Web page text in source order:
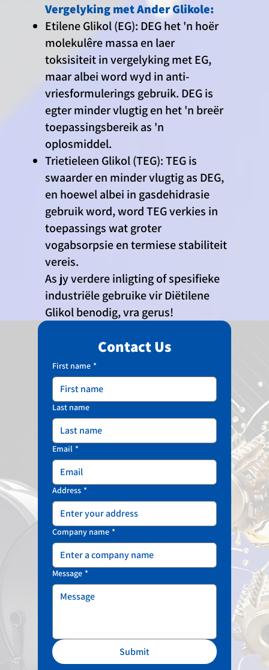
Vergelyking met Ander Glikole:
Etilene Glikol (EG): DEG het 'n hoër
molekulêre massa en laer
toksisiteit in vergelyking met EG,
maar albei word wyd in anti-
vriesformulerings gebruik. DEG is
egter minder vlugtig en het 'n breër
toepassingsbereik as 'n
oplosmiddel.
Trietieleen Glikol (TEG): TEG is
swaarder en minder vlugtig as DEG,
en hoewel albei in gasdehidrasie
gebruik word, word TEG verkies in
toepassings wat groter
vogabsorpsie en termiese stabiliteit
vereis.
As jy verdere inligting of spesifieke
industriële gebruike vir Diëtilene
Glikol benodig, vra gerus!
Contact Us
First name *
Last name
Email *
Address *
Company name *
Message *
Submit